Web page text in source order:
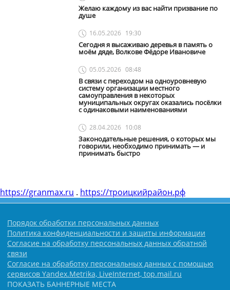
Желаю каждому из вас найти призвание по
душе
16.05.2026 19:30
Сегодня я высаживаю деревья в память о
моём дяде, Волкове Фёдоре Ивановиче
05.05.2026 08:48
В связи с переходом на одноуровневую
систему организации местного
самоуправления в некоторых
муниципальных округах оказались посёлки
с одинаковыми наименованиями
28.04.2026 10:08
Законодательные решения, о которых мы
говорили, необходимо принимать — и
принимать быстро
https://granmax.ru . https://троицкийрайон.рф
Порядок обработки персональных данных
Политика конфиденциальности и защиты информации
Согласие на обработку персональных данных обратной
связи
Согласие на обработку персональных данных с помощью
сервисов Yandex.Metrika, LiveInternet, top.mail.ru
ПОКАЗАТЬ БАННЕРНЫЕ МЕСТА